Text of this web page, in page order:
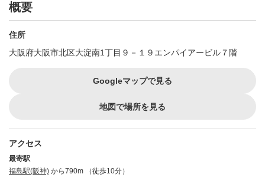
概要
住所
大阪府大阪市北区大淀南1丁目９－１９エンパイアービル７階
Googleマップで見る
地図で場所を見る
アクセス
最寄駅
福島駅(阪神) から790m （徒歩10分）